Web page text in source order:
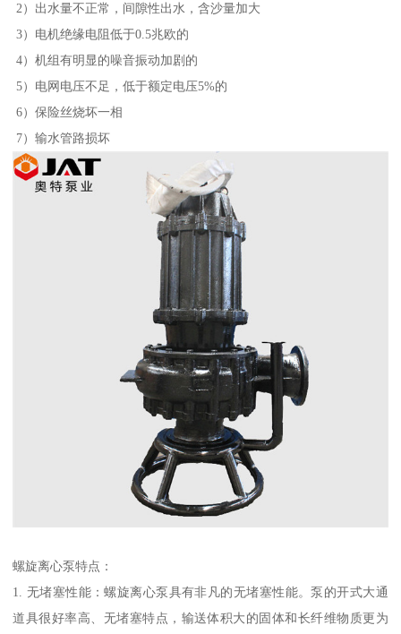
2）出水量不正常，间隙性出水，含沙量加大
3）电机绝缘电阻低于0.5兆欧的
4）机组有明显的噪音振动加剧的
5）电网电压不足，低于额定电压5%的
6）保险丝烧坏一相
7）输水管路损坏
螺旋离心泵特点：
1. 无堵塞性能：螺旋离心泵具有非凡的无堵塞性能。泵的开式大通
道具很好率高、无堵塞特点，输送体积大的固体和长纤维物质更为